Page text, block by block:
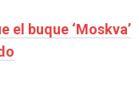
el buque ‘Moskva’